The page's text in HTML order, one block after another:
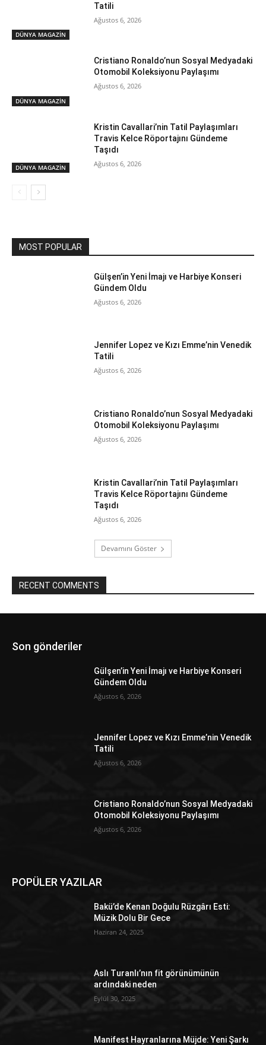
DÜNYA MAGAZİN
Tatili
Ağustos 6, 2026
DÜNYA MAGAZİN
Cristiano Ronaldo’nun Sosyal Medyadaki
Otomobil Koleksiyonu Paylaşımı
Ağustos 6, 2026
DÜNYA MAGAZİN
Kristin Cavallari’nin Tatil Paylaşımları
Travis Kelce Röportajını Gündeme
Taşıdı
Ağustos 6, 2026
MOST POPULAR
Gülşen’in Yeni İmajı ve Harbiye Konseri
Gündem Oldu
Ağustos 6, 2026
Jennifer Lopez ve Kızı Emme’nin Venedik
Tatili
Ağustos 6, 2026
Cristiano Ronaldo’nun Sosyal Medyadaki
Otomobil Koleksiyonu Paylaşımı
Ağustos 6, 2026
Kristin Cavallari’nin Tatil Paylaşımları
Travis Kelce Röportajını Gündeme
Taşıdı
Ağustos 6, 2026
Devamını Göster
RECENT COMMENTS
Son gönderiler
Gülşen’in Yeni İmajı ve Harbiye Konseri
Gündem Oldu
Ağustos 6, 2026
Jennifer Lopez ve Kızı Emme’nin Venedik
Tatili
Ağustos 6, 2026
Cristiano Ronaldo’nun Sosyal Medyadaki
Otomobil Koleksiyonu Paylaşımı
Ağustos 6, 2026
POPÜLER YAZILAR
Bakü’de Kenan Doğulu Rüzgârı Esti:
Müzik Dolu Bir Gece
Haziran 24, 2025
Aslı Turanlı’nın fit görünümünün
ardındaki neden
Eylül 30, 2025
Manifest Hayranlarına Müjde: Yeni Şarkı